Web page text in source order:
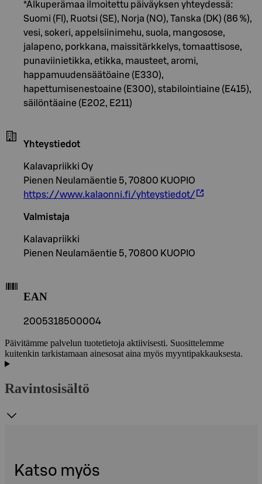
*Alkuperämaa ilmoitettu päiväyksen yhteydessä:
Suomi (FI), Ruotsi (SE), Norja (NO), Tanska (DK) (86 %),
vesi, sokeri, appelsiinimehu, suola, mangosose,
jalapeno, porkkana, maissitärkkelys, tomaattisose,
punaviinietikka, etikka, mausteet, aromi,
happamuudensäätöaine (E330),
hapettumisenestoaine (E300), stabilointiaine (E415),
säilöntäaine (E202, E211)
Yhteystiedot
Kalavapriikki Oy
Pienen Neulamäentie 5, 70800 KUOPIO
https://www.kalaonni.fi/yhteystiedot/
Valmistaja
Kalavapriikki
Pienen Neulamäentie 5, 70800 KUOPIO
EAN
2005318500004
Päivitämme palvelun tuotetietoja aktiivisesti. Suosittelemme
kuitenkin tarkistamaan ainesosat aina myös myyntipakkauksesta.
Ravintosisältö
Katso myös